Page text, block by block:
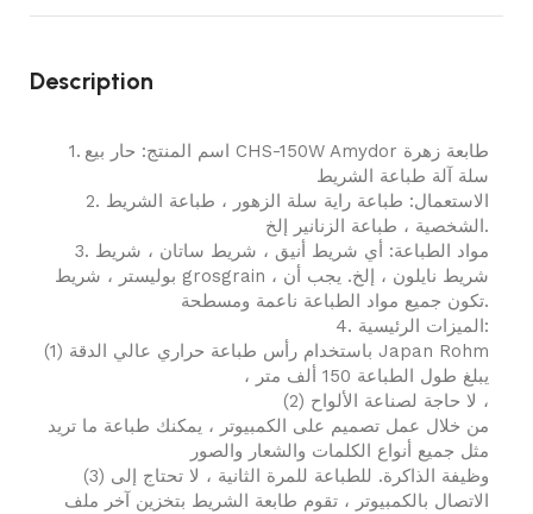
Description
1. اسم المنتج: حار بيع CHS-150W Amydor طابعة زهرة
سلة آلة طباعة الشريط
2. الاستعمال: طباعة راية سلة الزهور ، طباعة الشريط
الشخصية ، طباعة الزنانير إلخ.
3. مواد الطباعة: أي شريط أنيق ، شريط ساتان ، شريط
بوليستر ، شريط grosgrain ، شريط نايلون ، إلخ. يجب أن
تكون جميع مواد الطباعة ناعمة ومسطحة.
4. الميزات الرئيسية:
(1) باستخدام رأس طباعة حراري عالي الدقة Japan Rohm
، يبلغ طول الطباعة 150 ألف متر
(2) لا حاجة لصناعة الألواح ،
من خلال عمل تصميم على الكمبيوتر ، يمكنك طباعة ما تريد
مثل جميع أنواع الكلمات والشعار والصور
(3) وظيفة الذاكرة. للطباعة للمرة الثانية ، لا تحتاج إلى
الاتصال بالكمبيوتر ، تقوم طابعة الشريط بتخزين آخر ملف